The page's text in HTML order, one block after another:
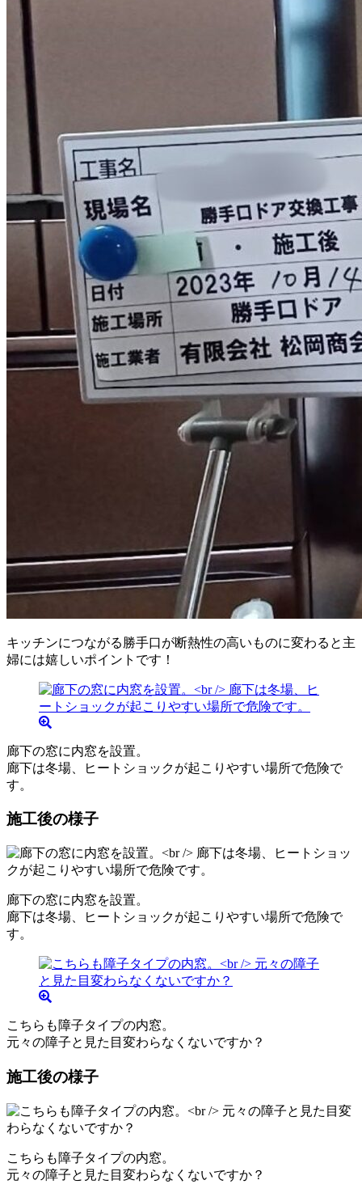
キッチンにつながる勝手口が断熱性の高いものに変わると主
婦には嬉しいポイントです！
廊下の窓に内窓を設置。
廊下は冬場、ヒートショックが起こりやすい場所で危険で
す。
施工後の様子
廊下の窓に内窓を設置。
廊下は冬場、ヒートショックが起こりやすい場所で危険で
す。
こちらも障子タイプの内窓。
元々の障子と見た目変わらなくないですか？
施工後の様子
こちらも障子タイプの内窓。
元々の障子と見た目変わらなくないですか？